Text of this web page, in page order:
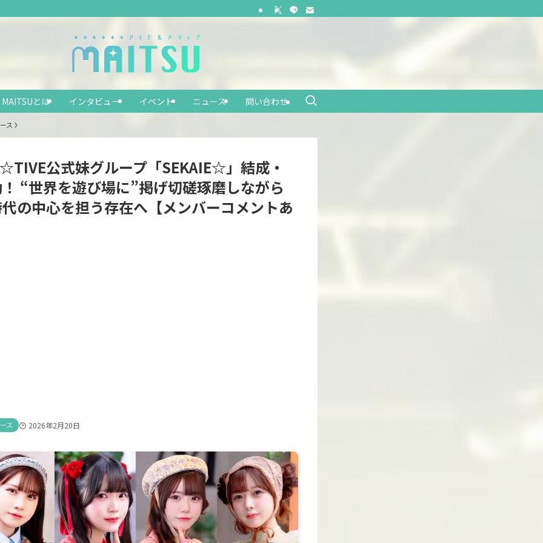
MAITSUとは インタビュー イベント ニュース 問い合わせ
ス
公式妹グループ「SEKAIE☆」結成・
“世界を遊び場に”掲げ切磋琢磨しながら
の中心を担う存在へ【メンバーコメントあ
ス 2026年2月20日